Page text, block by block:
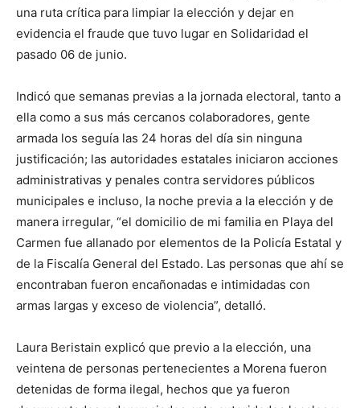
una ruta crítica para limpiar la elección y dejar en
evidencia el fraude que tuvo lugar en Solidaridad el
pasado 06 de junio.
Indicó que semanas previas a la jornada electoral, tanto a
ella como a sus más cercanos colaboradores, gente
armada los seguía las 24 horas del día sin ninguna
justificación; las autoridades estatales iniciaron acciones
administrativas y penales contra servidores públicos
municipales e incluso, la noche previa a la elección y de
manera irregular, “el domicilio de mi familia en Playa del
Carmen fue allanado por elementos de la Policía Estatal y
de la Fiscalía General del Estado. Las personas que ahí se
encontraban fueron encañonadas e intimidadas con
armas largas y exceso de violencia”, detalló.
Laura Beristain explicó que previo a la elección, una
veintena de personas pertenecientes a Morena fueron
detenidas de forma ilegal, hechos que ya fueron